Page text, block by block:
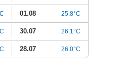
01.08 25.8°C
30.07 26.1°C
28.07 26.0°C